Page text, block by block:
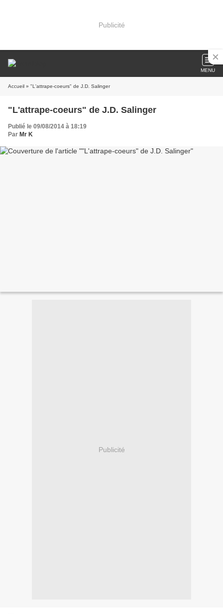
Publicité
MENU
Accueil » "L'attrape-coeurs" de J.D. Salinger
"L'attrape-coeurs" de J.D. Salinger
Publié le 09/08/2014 à 18:19
Par Mr K
Publicité